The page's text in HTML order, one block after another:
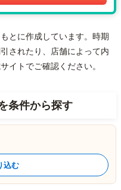
とに作成しています。時期
されたり、店舗によって内
イトでご確認ください。
条件から探す
込む